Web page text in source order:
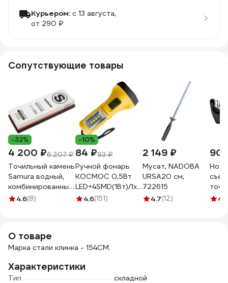
Курьером: c 13 августа,
от 290 ₽
Сопутствующие товары
-32%
4 200 ₽6 207 ₽
Точильный камень
Samura водный,
комбинированный
1000/3000 SCS-
4.6(8)
-10%
84 ₽93 ₽
Ручной фонарь
КОСМОС 0,5Вт
LED+4SMD(1Вт)/1xAA/
корпус ABS-
4.6(151)
2 149 ₽
Мусат, NADOBA
URSA20 см,
722615
4.7(12) 4.9
О товаре
Марка стали клинка - 154CM.
Характеристики
Тип
складной